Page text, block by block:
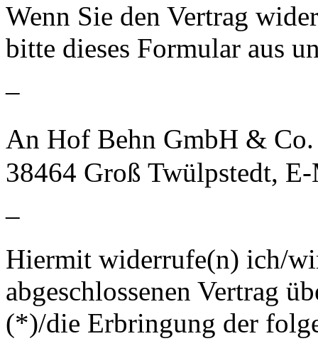
Wenn Sie den Vertrag
bitte dieses Formular aus
–
An Hof Behn GmbH &
38464 Groß Twülpstedt,
–
Hiermit widerrufe(n) ich/
abgeschlossenen Vertrag
(*)/die Erbringung der